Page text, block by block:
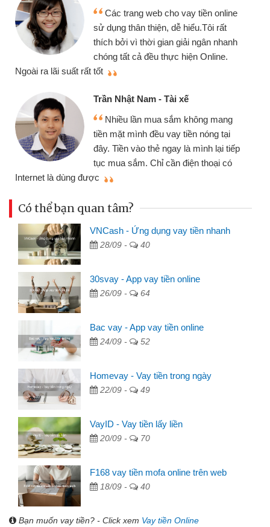
Các trang web cho vay tiền online
sử dụng thân thiện, dễ hiểu.Tôi rất
thích bởi vì thời gian giải ngân nhanh
chóng tất cả đều thực hiện Online.
rất tốt
Trần Nhật Nam - Tài xế
Nhiều lần mua sắm không mang
tiền mặt mình đều vay tiền nóng tại
đây. Tiền vào thẻ ngay là mình lại tiếp
tục mua sắm. Chỉ cần điện thoại có
được
Có thể bạn quan tâm?
VNCash - Ứng dụng vay tiền nhanh
28/09 - 40
30svay - App vay tiền online
26/09 - 64
Bac vay - App vay tiền online
24/09 - 52
Homevay - Vay tiền trong ngày
22/09 - 49
VayID - Vay tiền lấy liền
20/09 - 70
F168 vay tiền mofa online trên web
18/09 - 40
Bạn muốn vay tiền? - Click xem Vay tiền Online